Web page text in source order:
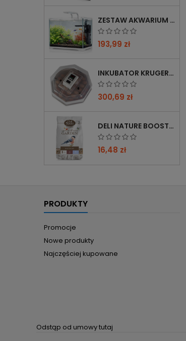
ZESTAW AKWARIUM KRUGER MEIER SHRIMP!ONE PRO 50 25 L DLA KREWETEK
193,99 zł
INKUBATOR KRUGER MEIER PROLEXOR 60 NA 60 JAJ Z TERMOSTATEM
300,69 zł
DELI NATURE BOOSTER MIX 850G - PRZYCIĄGA PTAKI ZIMĄ, BOGATY W WITAMINY
16,48 zł
PRODUKTY
Promocje
Nowe produkty
Najczęściej kupowane
Odstąp od umowy tutaj